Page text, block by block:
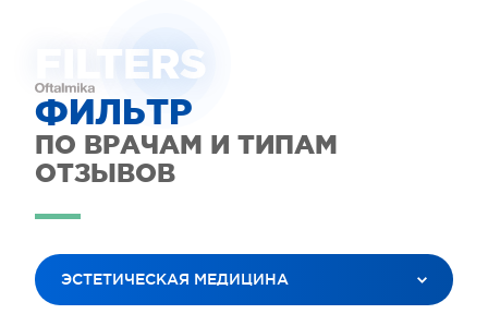
FILTERS
ФИЛЬТР
ПО ВРАЧАМ И ТИПАМ
ОТЗЫВОВ
ЭСТЕТИЧЕСКАЯ МЕДИЦИНА